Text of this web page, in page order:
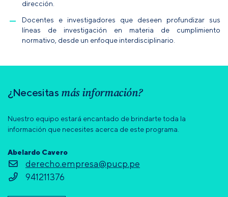
dirección.
Docentes e investigadores que deseen profundizar sus
líneas de investigación en materia de cumplimiento
normativo, desde un enfoque interdisciplinario.
¿Necesitas más información?
Nuestro equipo estará encantado de brindarte toda la
información que necesites acerca de este programa.
Abelardo Cavero
derecho.empresa@pucp.pe
941211376